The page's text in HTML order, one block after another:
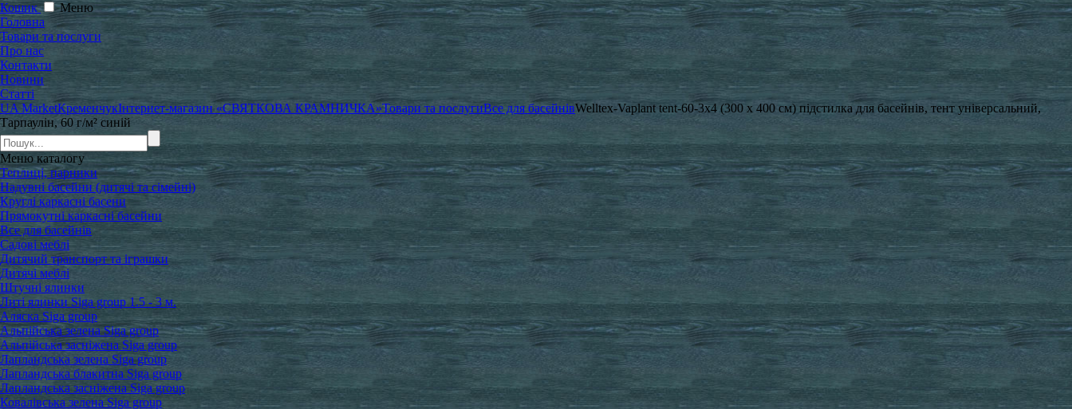
Кошик
Меню
Головна
Товари та послуги
Про нас
Контакти
Новини
Статті
UA MarketКременчукІнтернет-магазин «СВЯТКОВА КРАМНИЧКА»Товари та послугиВсе для басейнівWelltex-Vaplant tent-60-3x4 (300 x 400 см) підстилка для басейнів, тент універсальний,
Тарпаулін, 60 г/м² синій
Меню каталогу
Теплиці, парники
Надувні басейни (дитячі та сімейні)
Круглі каркасні басени
Прямокутні каркасні басейни
Все для басейнів
Садові меблі
Дитячий транспорт та іграшки
Дитячі меблі
Штучні ялинки
Литі ялинки Siga group 1.5 - 3 м.
Аляска Siga group
Альпійська зелена Siga group
Альпійська засніжена Siga group
Лапландська зелена Siga group
Лапландська блакитна Siga group
Лапландська засніжена Siga group
Ковалівська зелена Siga group